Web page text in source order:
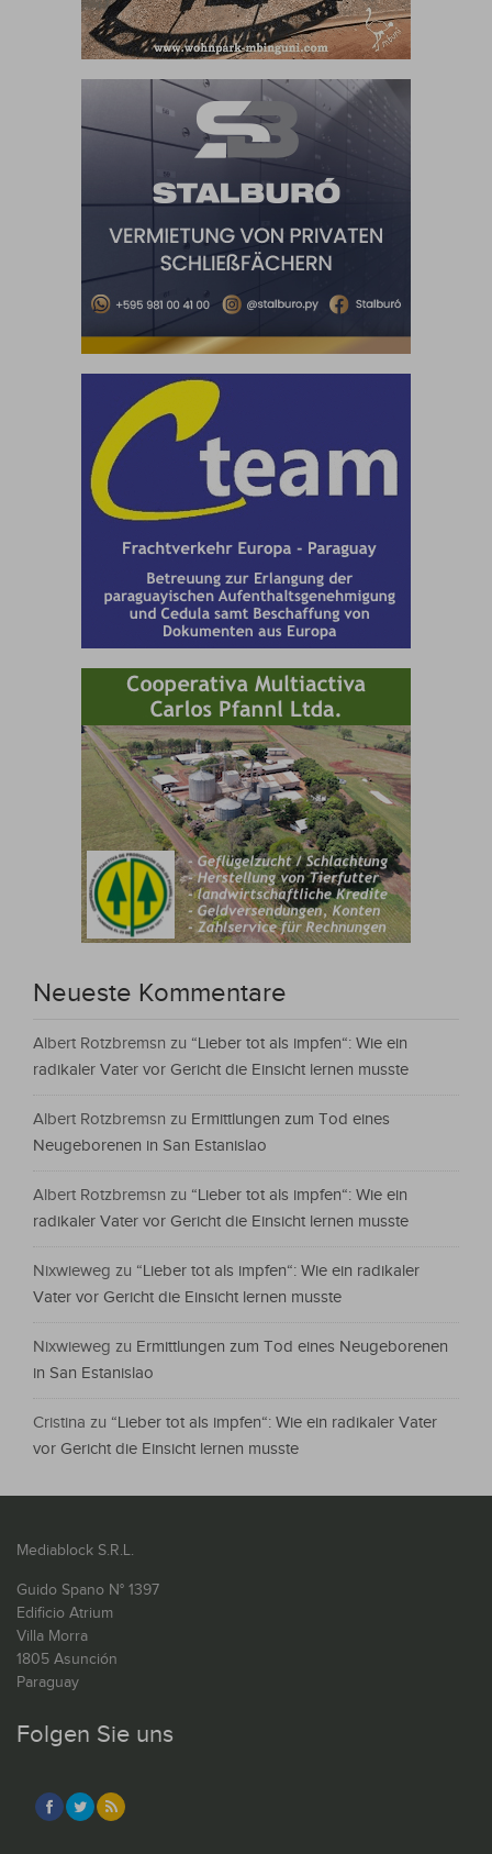
Neueste Kommentare
Albert Rotzbremsn zu “Lieber tot als impfen“: Wie ein
radikaler Vater vor Gericht die Einsicht lernen musste
Albert Rotzbremsn zu Ermittlungen zum Tod eines
Neugeborenen in San Estanislao
Albert Rotzbremsn zu “Lieber tot als impfen“: Wie ein
radikaler Vater vor Gericht die Einsicht lernen musste
Nixwieweg zu “Lieber tot als impfen“: Wie ein radikaler
Vater vor Gericht die Einsicht lernen musste
Nixwieweg zu Ermittlungen zum Tod eines Neugeborenen
in San Estanislao
Cristina zu “Lieber tot als impfen“: Wie ein radikaler Vater
vor Gericht die Einsicht lernen musste
Mediablock S.R.L.
Guido Spano N° 1397
Edificio Atrium
Villa Morra
1805 Asunción
Paraguay
Folgen Sie uns